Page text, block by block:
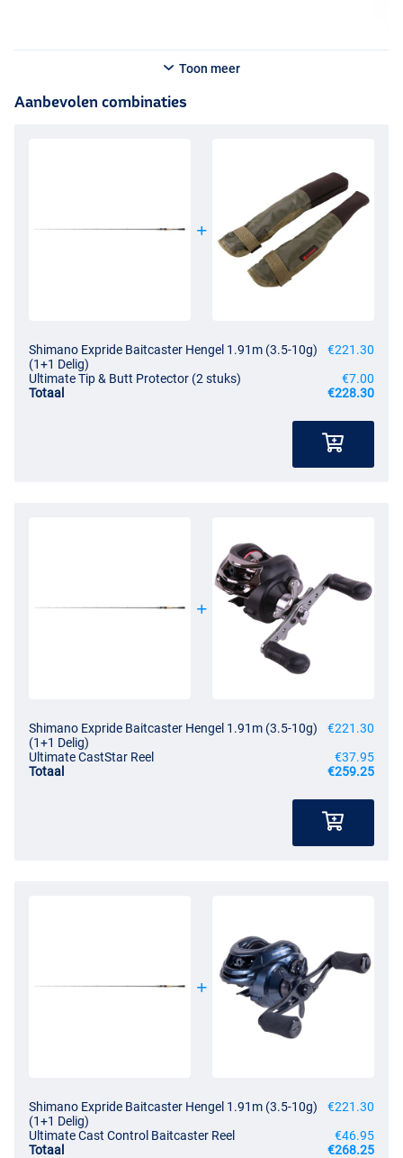
Toon meer
Aanbevolen combinaties
Shimano Expride Baitcaster Hengel 1.91m (3.5-10g)
(1+1 Delig)
€221.30
Ultimate Tip & Butt Protector (2 stuks)
€7.00
Totaal
€228.30
Shimano Expride Baitcaster Hengel 1.91m (3.5-10g)
(1+1 Delig)
€221.30
Ultimate CastStar Reel
€37.95
Totaal
€259.25
Shimano Expride Baitcaster Hengel 1.91m (3.5-10g)
(1+1 Delig)
€221.30
Ultimate Cast Control Baitcaster Reel
€46.95
Totaal
€268.25